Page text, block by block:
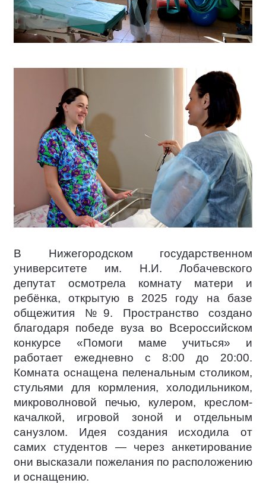
В Нижегородском государственном
университете им. Н.И. Лобачевского
депутат осмотрела комнату матери и
ребёнка, открытую в 2025 году на базе
общежития №9. Пространство создано
благодаря победе вуза во Всероссийском
конкурсе «Помоги маме учиться» и
работает ежедневно с 8:00 до 20:00.
Комната оснащена пеленальным столиком,
стульями для кормления, холодильником,
микроволновой печью, кулером, креслом-
качалкой, игровой зоной и отдельным
санузлом. Идея создания исходила от
самих студентов — через анкетирование
они высказали пожелания по расположению
и оснащению.